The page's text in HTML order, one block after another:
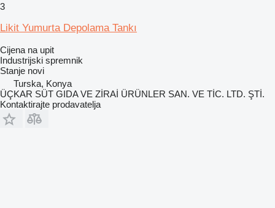
3
Likit Yumurta Depolama Tankı
Cijena na upit
Industrijski spremnik
Stanje novi
Turska, Konya
ÜÇKAR SÜT GIDA VE ZİRAİ ÜRÜNLER SAN. VE TİC. LTD. ŞTİ.
Kontaktirajte prodavatelja